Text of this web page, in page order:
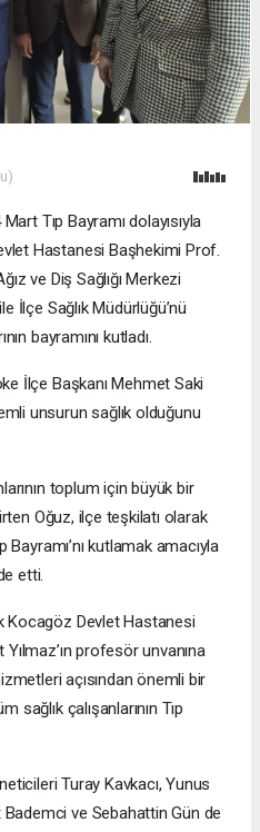
Tıp Bayramı dolayısıyla
Hastanesi Başhekimi Prof.
ve Diş Sağlığı Merkezi
İlçe Sağlık Müdürlüğü’nü
bayramını kutladı.
İlçe Başkanı Mehmet Saki
unsurun sağlık olduğunu
toplum için büyük bir
Oğuz, ilçe teşkilatı olarak
Bayramı’nı kutlamak amacıyla
etti.
Kocagöz Devlet Hastanesi
profesör unvanına
açısından önemli bir
sağlık çalışanlarının Tıp
Turay Kavkacı, Yunus
ve Sebahattin Gün de